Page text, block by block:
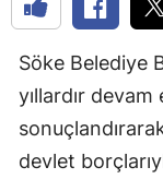
Söke Belediye
yıllardır devam
devlet